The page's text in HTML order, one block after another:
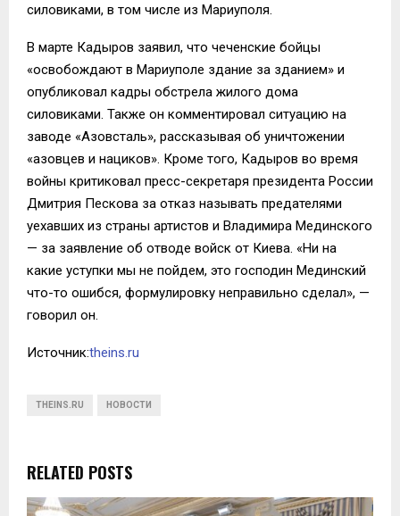
силовиками, в том числе из Мариуполя.
В марте Кадыров заявил, что чеченские бойцы
«освобождают в Мариуполе здание за зданием» и
опубликовал кадры обстрела жилого дома
силовиками. Также он комментировал ситуацию на
заводе «Азовсталь», рассказывая об уничтожении
«азовцев и нациков». Кроме того, Кадыров во время
войны критиковал пресс-секретаря президента России
Дмитрия Пескова за отказ называть предателями
уехавших из страны артистов и Владимира Мединского
— за заявление об отводе войск от Киева. «Ни на
какие уступки мы не пойдем, это господин Мединский
что-то ошибся, формулировку неправильно сделал», —
говорил он.
Источник:theins.ru
THEINS.RU НОВОСТИ
RELATED POSTS